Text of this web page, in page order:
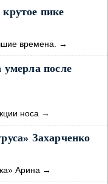
пике
времена. →
после
носа →
Захарченко
Арина →